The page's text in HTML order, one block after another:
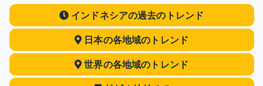
インドネシアの過去のトレンド
日本の各地域のトレンド
世界の各地域のトレンド